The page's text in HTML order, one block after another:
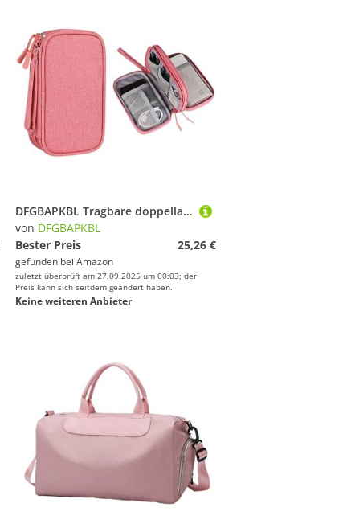
DFGBAPKBL Tragbare doppellagige Reisetasche for Digitale Produkte, Aufbewahrungstasche for Mobile Stromversorgung Zur Aufbewahrung von Datenkabeln(Pink)
von DFGBAPKBL
Bester Preis
25,26 €
gefunden bei Amazon
zuletzt überprüft am 27.09.2025 um 00:03; der
Preis kann sich seitdem geändert haben.
Keine weiteren Anbieter